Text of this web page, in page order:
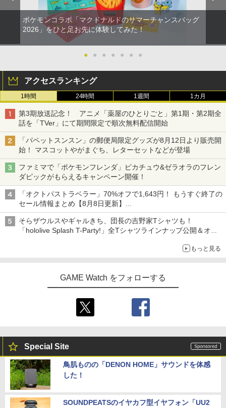
ポケモンコラボ「マクドナルドのサマーチャンスバッグ
2026」をひと足お先に体験してみた！
● ● ● ● ● ● ●
アクセスランキング
1時間 24時間 1週間 1カ月
第3期放送記念！ アニメ「薬屋のひとりごと」第1期・第2期全
話を「TVer」にて期間限定で順次無料配信開始
「パペットスンスン」の郵便局限定グッズが8月12日より販売開
始！ マスコットやがまぐち、レターセットなどが登場
ファミマで「ポケモンフレンダ」ピカチュウ&ゼラオラのフレン
ダピックがもらえるキャンペーン開催！
「オクトパストラベラー」70%オフで1,643円！ もうすぐ終了の
セール情報まとめ【8月8日更新】
ニンテンドーeショップでは「大神 絶景版」が67%オフで990円
そらザウルスやギャルきち、団長の吉野家Tシャツも！
「hololive Splash T-Party!」全Tシャツラインナップ公開＆オン
もっと見る
GAME Watch をフォローする
Special Site
鳥肌ものの「DENON HOME」サウンドを体感
した！
SOUNDPEATSのイヤカフ型イヤフォン「UU2